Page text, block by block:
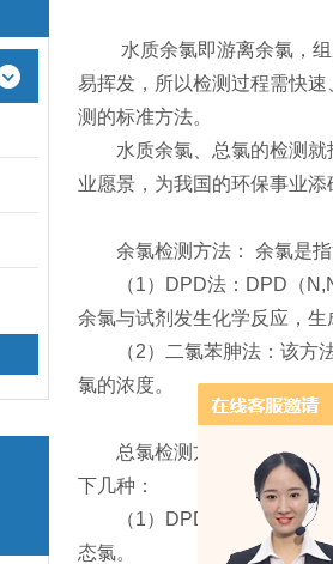
水质余氯即游离余氯，组
易挥发，所以检测过程需快
测的标准方法。
水质余氯、总氯的检测就找
业愿景，为我国的环保事业添
余氯检测方法： 余氯是指
（1）DPD法：DPD（N,N-
余氯与试剂发生化学反应，生
（2）二氯苯胂法：该方法
氯的浓度。
总氯检测方法： 总氯是指
下几种：
（1）DPD法：DPD法也可
态氯。